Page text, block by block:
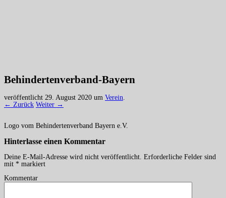
Behindertenverband-Bayern
veröffentlicht 29. August 2020 um Verein
← Zurück Weiter →
Logo vom Behindertenverband Bayern e.V.
Hinterlasse einen Kommentar
Deine E-Mail-Adresse wird nicht veröffentlicht. Erforderliche Felder sind
mit * markiert
Kommentar